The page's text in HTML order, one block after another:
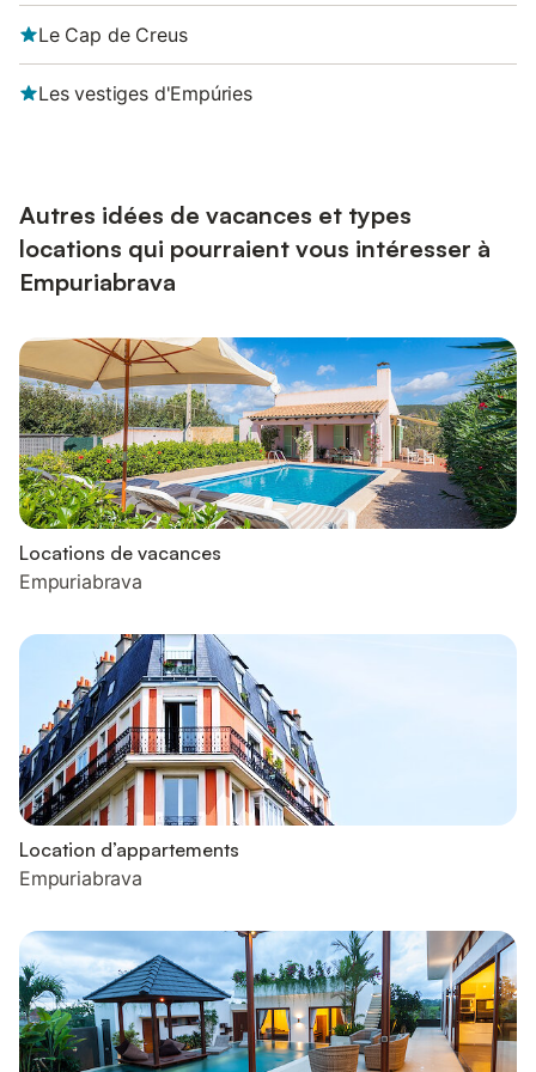
Le Cap de Creus
Les vestiges d'Empúries
Autres idées de vacances et types
locations qui pourraient vous intéresser à
Empuriabrava
Locations de vacances
Empuriabrava
Location d’appartements
Empuriabrava